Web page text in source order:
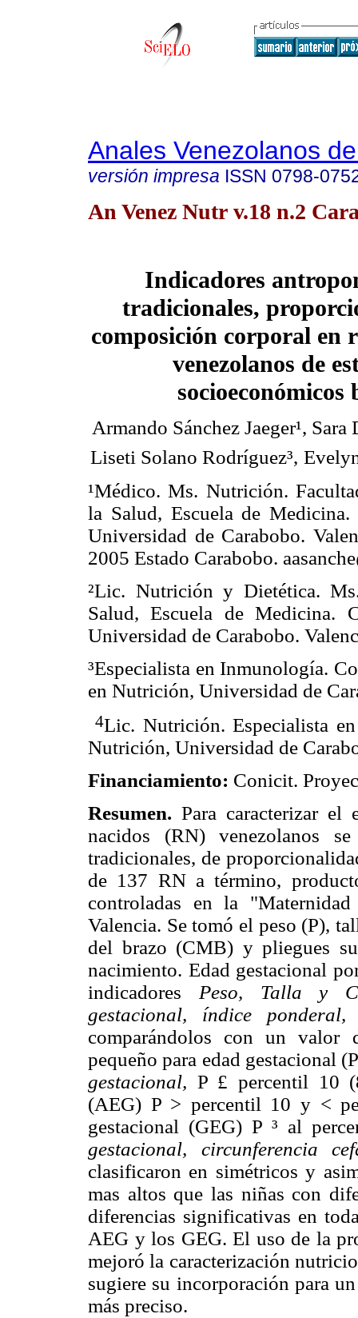
Anales Venezolanos
versión impresa ISSN 0798-
An Venez Nutr v.18 n.2
Indicadores
tradicionales,
composición corporal en
venezolanos de
socioeconómicos
Armando Sánchez Jaeger¹, Sara
Liseti Solano Rodríguez³,
¹Médico. Ms. Nutrición.
la Salud, Escuela de
Universidad de Carabobo.
2005 Estado Carabobo.
²Lic. Nutrición y Dietética.
Salud, Escuela de Medicina.
Universidad de Carabobo.
³Especialista en Inmunología.
en Nutrición, Universidad de
4Lic. Nutrición. Especialista
Nutrición, Universidad de
Financiamiento: Conicit.
Resumen.Para caracterizar
nacidos (RN) venezolanos
tradicionales, de
de 137 RN a término,
controladas en la
Valencia. Se tomó el peso (P),
del brazo (CMB) y pliegues
nacimiento. Edad gestacional
indicadores Peso, Talla y
gestacional, índice
comparándolos con un valor
pequeño para edad gestacional
gestacional, P £ percentil 10
(AEG) P > percentil 10 y <
gestacional (GEG) P ³ al
gestacional, circunferencia
clasificaron en simétricos y
mas altos que las niñas con
diferencias significativas en
AEG y los GEG. El uso de la
mejoró la caracterización
sugiere su incorporación para
más preciso.